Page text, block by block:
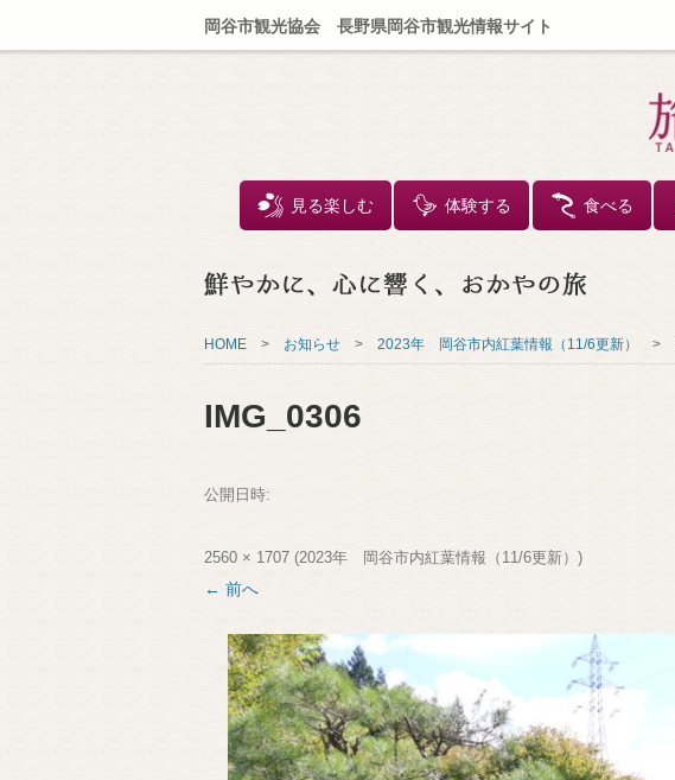
見る楽しむ
体験する 食べる
岡谷市観光協会 長野県岡谷市観光情報サイト
HOME > お知らせ > 2023年 岡谷市内紅葉情報（11/6更新） >
IMG_0306
公開日時:
2560 × 1707 (2023年 岡谷市内紅葉情報（11/6更新） )
← 前へ